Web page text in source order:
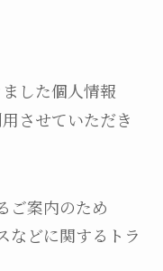
した個人情報
させていただき
ご案内のため
などに関するトラ